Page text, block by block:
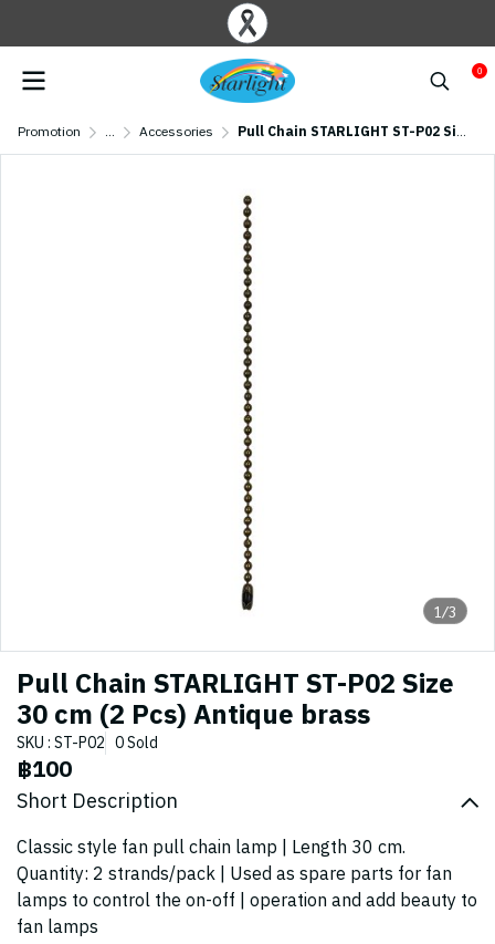
0
Promotion ... Accessories Pull Chain STARLIGHT ST-P02 Size 30 cm (2 Pcs) Antique brass
1/3
Pull Chain STARLIGHT ST-P02 Size
30 cm (2 Pcs) Antique brass
SKU : ST-P02 0 Sold
฿100
Short Description
Classic style fan pull chain lamp | Length 30 cm.
Quantity: 2 strands/pack | Used as spare parts for fan
lamps to control the on-off | operation and add beauty to
fan lamps